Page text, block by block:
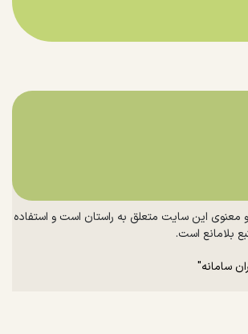
این سایت متعلق به راستان است و استفاده
بلامانع است.
سامانه"